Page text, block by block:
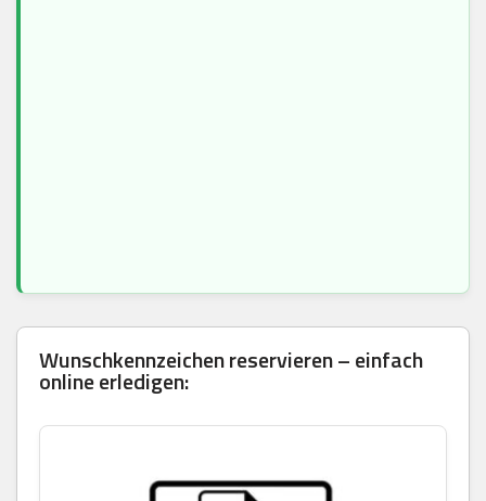
Wunschkennzeichen reservieren – einfach
online erledigen: